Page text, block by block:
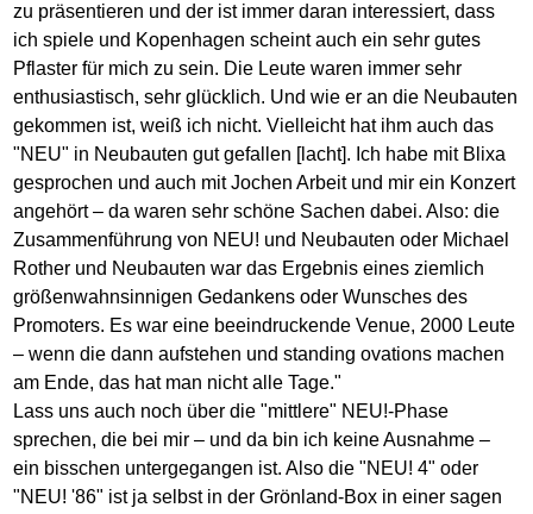
zu präsentieren und der ist immer daran interessiert, dass
ich spiele und Kopenhagen scheint auch ein sehr gutes
Pflaster für mich zu sein. Die Leute waren immer sehr
enthusiastisch, sehr glücklich. Und wie er an die Neubauten
gekommen ist, weiß ich nicht. Vielleicht hat ihm auch das
"NEU" in Neubauten gut gefallen [lacht]. Ich habe mit Blixa
gesprochen und auch mit Jochen Arbeit und mir ein Konzert
angehört – da waren sehr schöne Sachen dabei. Also: die
Zusammenführung von NEU! und Neubauten oder Michael
Rother und Neubauten war das Ergebnis eines ziemlich
größenwahnsinnigen Gedankens oder Wunsches des
Promoters. Es war eine beeindruckende Venue, 2000 Leute
– wenn die dann aufstehen und standing ovations machen
am Ende, das hat man nicht alle Tage."
Lass uns auch noch über die "mittlere" NEU!-Phase
sprechen, die bei mir – und da bin ich keine Ausnahme –
ein bisschen untergegangen ist. Also die "NEU! 4" oder
"NEU! '86" ist ja selbst in der Grönland-Box in einer sagen